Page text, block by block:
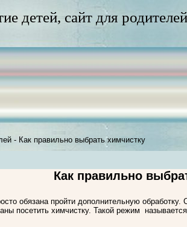
детей, сайт для родителей
- Как правильно выбрать химчистку
Как правильно
обязана пройти дополнительную
посетить химчистку. Такой режим